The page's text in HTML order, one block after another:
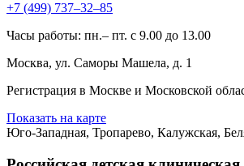
+7 (499) 737–32–85
Часы работы: пн.– пт. с 9.00 до 13.00
Москва, ул. Саморы Машела, д. 1
Регистрация в Москве и Московской
Показать на карте
Юго-Западная, Тропарево, Калужская,